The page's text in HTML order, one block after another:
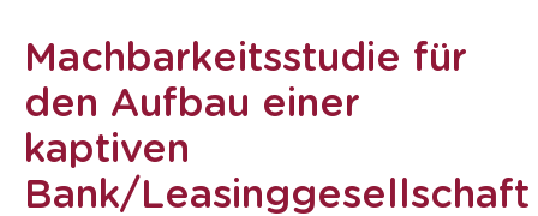
Machbarkeitsstudie für
den Aufbau einer
kaptiven
Bank/Leasinggesellschaft